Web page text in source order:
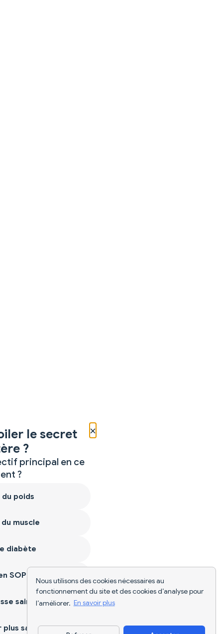
Nous utilisons des cookies nécessaires au
fonctionnement du site et des cookies d’analyse pour
l’améliorer. En savoir plus
×
le secret
?
principal en ce
?
poids
muscle
diabète
SOPK
saine
sain